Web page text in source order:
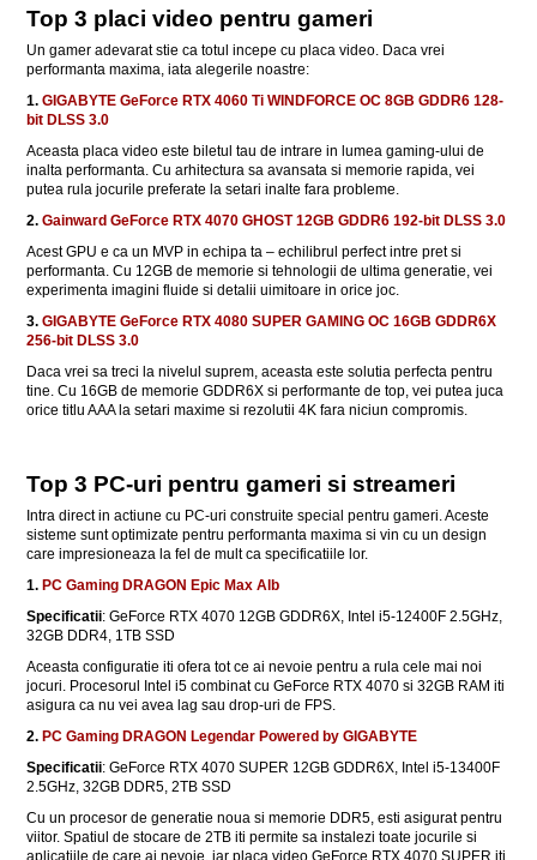
Top 3 placi video pentru gameri
Un gamer adevarat stie ca totul incepe cu placa video. Daca vrei
performanta maxima, iata alegerile noastre:
1.GIGABYTE GeForce RTX 4060 Ti WINDFORCE OC 8GB GDDR6 128-
bit DLSS 3.0
Aceasta placa video este biletul tau de intrare in lumea gaming-ului de
inalta performanta. Cu arhitectura sa avansata si memorie rapida, vei
putea rula jocurile preferate la setari inalte fara probleme.
2.Gainward GeForce RTX 4070 GHOST 12GB GDDR6 192-bit DLSS 3.0
Acest GPU e ca un MVP in echipa ta – echilibrul perfect intre pret si
performanta. Cu 12GB de memorie si tehnologii de ultima generatie, vei
experimenta imagini fluide si detalii uimitoare in orice joc.
3.GIGABYTE GeForce RTX 4080 SUPER GAMING OC 16GB GDDR6X
256-bit DLSS 3.0
Daca vrei sa treci la nivelul suprem, aceasta este solutia perfecta pentru
tine. Cu 16GB de memorie GDDR6X si performante de top, vei putea juca
orice titlu AAA la setari maxime si rezolutii 4K fara niciun compromis.
Top 3 PC-uri pentru gameri si streameri
Intra direct in actiune cu PC-uri construite special pentru gameri. Aceste
sisteme sunt optimizate pentru performanta maxima si vin cu un design
care impresioneaza la fel de mult ca specificatiile lor.
1. PC Gaming DRAGON Epic Max Alb
Specificatii: GeForce RTX 4070 12GB GDDR6X, Intel i5-12400F 2.5GHz,
32GB DDR4, 1TB SSD
Aceasta configuratie iti ofera tot ce ai nevoie pentru a rula cele mai noi
jocuri. Procesorul Intel i5 combinat cu GeForce RTX 4070 si 32GB RAM iti
asigura ca nu vei avea lag sau drop-uri de FPS.
2. PC Gaming DRAGON Legendar Powered by GIGABYTE
Specificatii: GeForce RTX 4070 SUPER 12GB GDDR6X, Intel i5-13400F
2.5GHz, 32GB DDR5, 2TB SSD
Cu un procesor de generatie noua si memorie DDR5, esti asigurat pentru
viitor. Spatiul de stocare de 2TB iti permite sa instalezi toate jocurile si